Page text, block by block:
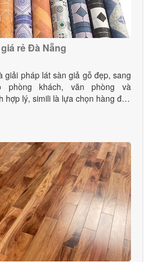
rẻ Đà Nẵng
giải pháp lát sàn giả gỗ đẹp, sang
phòng khách, văn phòng và
hợp lý, simili là lựa chọn hàng đầu